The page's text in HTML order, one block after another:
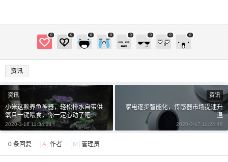
0 0 0 0 0 0 0 0
资讯
资讯
小米这款养鱼神器，轻松排水自带供
氧且一键喂食，你一定心动了吧
2020-3-16 11:34:31
资讯
家电逐步智能化，传感器市场提速升
温
2020-3-17 11:24:46
0 条回复 A 作者 M 管理员